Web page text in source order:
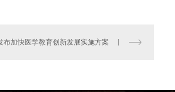
布加快医学教育创新发展实施方案